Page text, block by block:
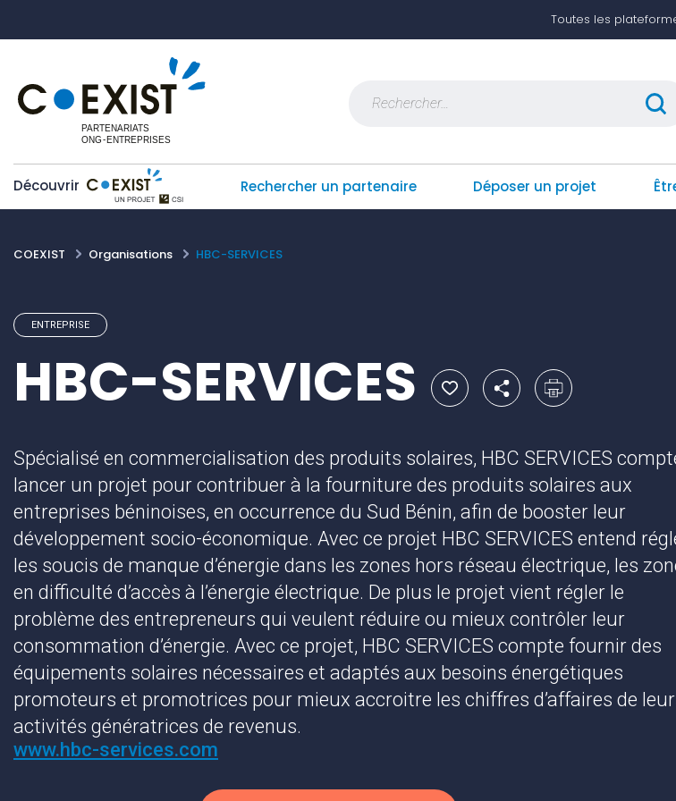
Toutes les
Découvrir Rechercher un partenaire Déposer un projet
COEXIST Organisations HBC-SERVICES
ENTREPRISE
HBC-SERVICES
Spécialisé en commercialisation des produits solaires, HBC SERVICES
lancer un projet pour contribuer à la fourniture des produits solaires aux
entreprises béninoises, en occurrence du Sud Bénin, afin de booster leur
développement socio-économique. Avec ce projet HBC SERVICES entend
les soucis de manque d’énergie dans les zones hors réseau électrique, les
en difficulté d’accès à l’énergie électrique. De plus le projet vient régler le
problème des entrepreneurs qui veulent réduire ou mieux contrôler leur
consommation d’énergie. Avec ce projet, HBC SERVICES compte fournir des
équipements solaires nécessaires et adaptés aux besoins énergétiques
promoteurs et promotrices pour mieux accroitre les chiffres d’affaires de
activités génératrices de revenus.
www.hbc-services.com